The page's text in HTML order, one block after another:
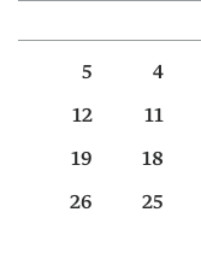
4
5
11
12
18
19
25
26